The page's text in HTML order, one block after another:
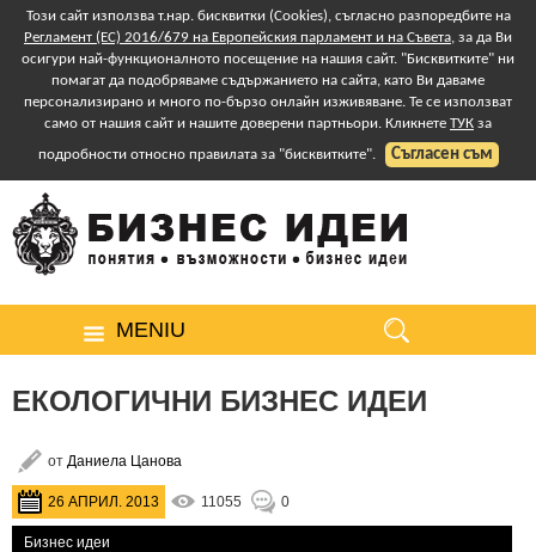
Този сайт използва т.нар. бисквитки (Cookies), съгласно разпоредбите на
Регламент (ЕС) 2016/679 на Европейския парламент и на Съвета, за да Ви
осигури най-функционалното посещение на нашия сайт. "Бисквитките" ни
помагат да подобряваме съдържанието на сайта, като Ви даваме
персонализирано и много по-бързо онлайн изживяване. Те се използват
само от нашия сайт и нашите доверени партньори. Кликнете ТУК за
подробности относно правилата за "бисквитките".
Съгласен съм
MENIU
ЕКОЛОГИЧНИ БИЗНЕС ИДЕИ
от Даниела Цанова
11055 0
26 АПРИЛ. 2013
Бизнес идеи